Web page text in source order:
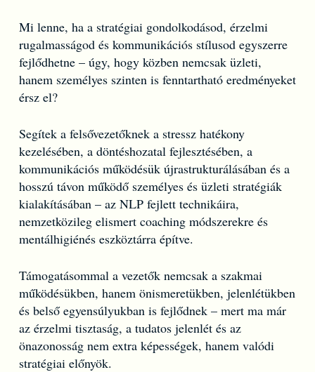
Mi lenne, ha a stratégiai gondolkodásod, érzelmi
rugalmasságod és kommunikációs stílusod egyszerre
fejlődhetne – úgy, hogy közben nemcsak üzleti,
hanem személyes szinten is fenntartható eredményeket
érsz el?
Segítek a felsővezetőknek a stressz hatékony
kezelésében, a döntéshozatal fejlesztésében, a
kommunikációs működésük újrastrukturálásában és a
hosszú távon működő személyes és üzleti stratégiák
kialakításában – az NLP fejlett technikáira,
nemzetközileg elismert coaching módszerekre és
mentálhigiénés eszköztárra építve.
Támogatásommal a vezetők nemcsak a szakmai
működésükben, hanem önismeretükben, jelenlétükben
és belső egyensúlyukban is fejlődnek – mert ma már
az érzelmi tisztaság, a tudatos jelenlét és az
önazonosság nem extra képességek, hanem valódi
stratégiai előnyök.